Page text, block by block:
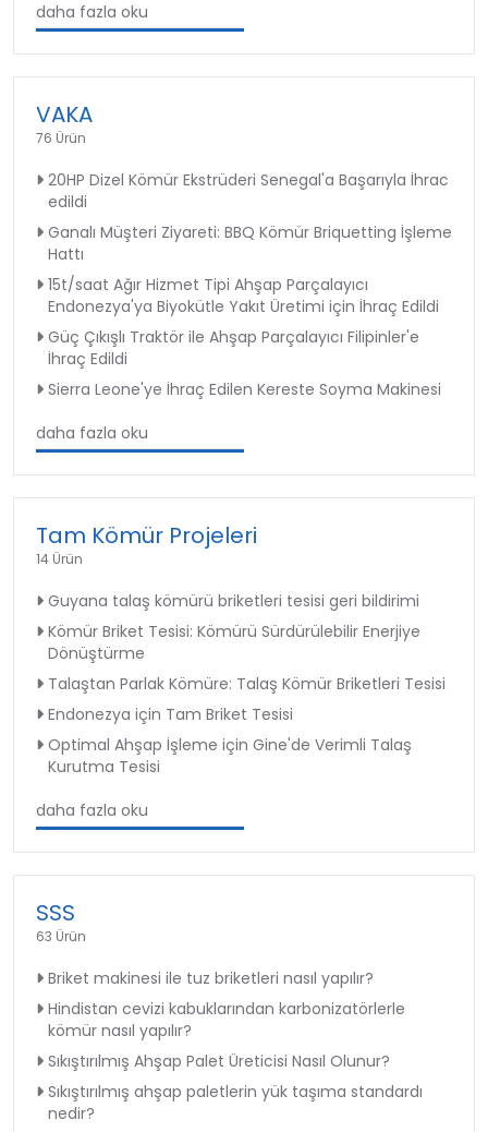
daha fazla oku
VAKA
76 Ürün
20HP Dizel Kömür Ekstrüderi Senegal'a Başarıyla İhrac
edildi
Ganalı Müşteri Ziyareti: BBQ Kömür Briquetting İşleme
Hattı
15t/saat Ağır Hizmet Tipi Ahşap Parçalayıcı
Endonezya'ya Biyokütle Yakıt Üretimi için İhraç Edildi
Güç Çıkışlı Traktör ile Ahşap Parçalayıcı Filipinler'e
İhraç Edildi
Sierra Leone'ye İhraç Edilen Kereste Soyma Makinesi
daha fazla oku
Tam Kömür Projeleri
14 Ürün
Guyana talaş kömürü briketleri tesisi geri bildirimi
Kömür Briket Tesisi: Kömürü Sürdürülebilir Enerjiye
Dönüştürme
Talaştan Parlak Kömüre: Talaş Kömür Briketleri Tesisi
Endonezya için Tam Briket Tesisi
Optimal Ahşap İşleme için Gine'de Verimli Talaş
Kurutma Tesisi
daha fazla oku
SSS
63 Ürün
Briket makinesi ile tuz briketleri nasıl yapılır?
Hindistan cevizi kabuklarından karbonizatörlerle
kömür nasıl yapılır?
Sıkıştırılmış Ahşap Palet Üreticisi Nasıl Olunur?
Sıkıştırılmış ahşap paletlerin yük taşıma standardı
nedir?